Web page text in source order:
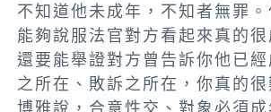
不知道他未成年，不知者無罪
能夠說服法官對方看起來真的很
還要能舉證對方曾告訴你他已
之所在、敗訴之所在，你真的
博雅說，合意性交、對象必須